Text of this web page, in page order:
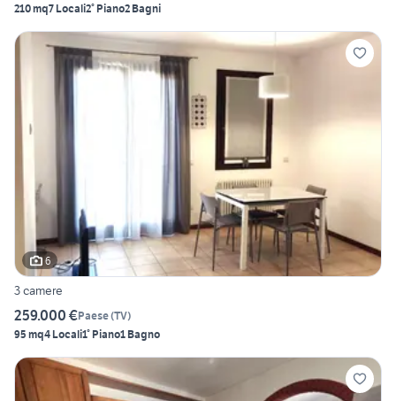
210 mq7 Locali2° Piano2 Bagni
6
3 camere
259.000 €Paese(TV)
95 mq4 Locali1° Piano1 Bagno